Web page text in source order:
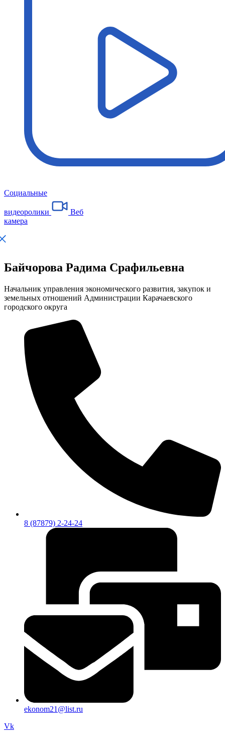
Социальные
видеоролики
Веб
камера
Байчорова Радима Срафильевна
Начальник управления экономического развития, закупок и
земельных отношений Администрации Карачаевского
городского округа
8 (87879) 2-24-24
ekonom21@list.ru
Vk